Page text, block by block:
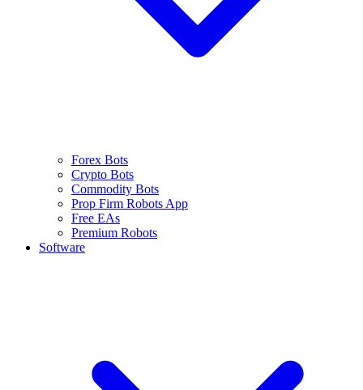
Forex Bots
Crypto Bots
Commodity Bots
Prop Firm Robots App
Free EAs
Premium Robots
Software